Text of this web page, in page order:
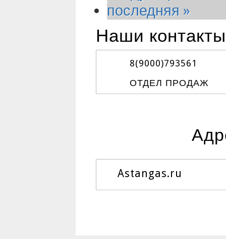
последняя »
Наши контакты
8(9000)793561
ОТДЕЛ ПРОДАЖ
Astangas.ru